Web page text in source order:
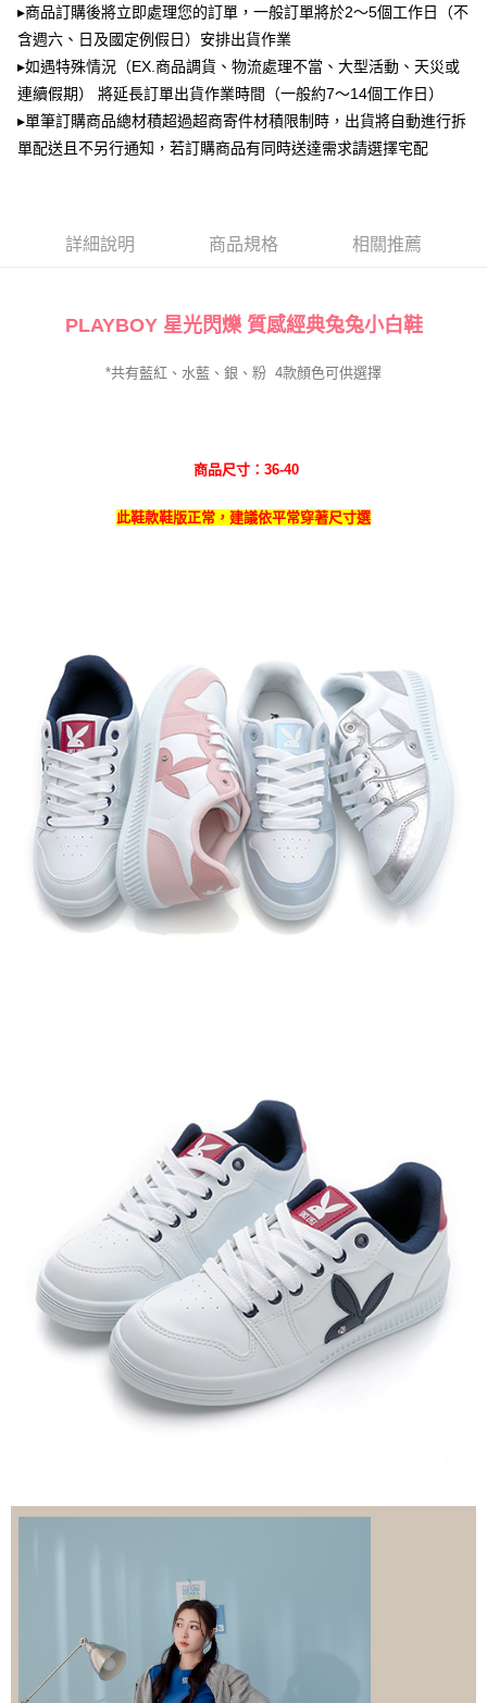
買賣價金債權讓與本公司後，依約使用本公司帳單繳交帳款。
2.基於同意付款使用「大哥付你分期」之契約關係目的，商店將以您的個人
資料（包含姓名、電話或地址）提供予台灣大哥大進項蒐集、處理及利用，
由本公司與您本人進行分期帳單所需資料之確認、核對及更正。
3.完整用戶服務條款，請詳閱以下連結：https://oppay.tw/userRule
7-11取貨付款
每筆NT$100，滿NT$900(含以上)免運費
付款後7-11取貨
每筆NT$100，滿NT$700(含以上)免運費
▸商品訂購後將立即處理您的訂單，一般訂單將於2～5個工作日（不
含週六、日及國定例假日）安排出貨作業
▸如遇特殊情況（EX.商品調貨、物流處理不當、大型活動、天災或
連續假期） 將延長訂單出貨作業時間（一般約7～14個工作日）
▸單筆訂購商品總材積超過超商寄件材積限制時，出貨將自動進行拆
單配送且不另行通知，若訂購商品有同時送達需求請選擇宅配
詳細說明 商品規格 相關推薦
PLAYBOY 星光閃爍 質感經典兔兔小白鞋
*共有藍紅、水藍、銀 、粉 4款顏色可供選擇
商品尺寸：36-40
此鞋款鞋版正常，建議依平常穿著尺寸選